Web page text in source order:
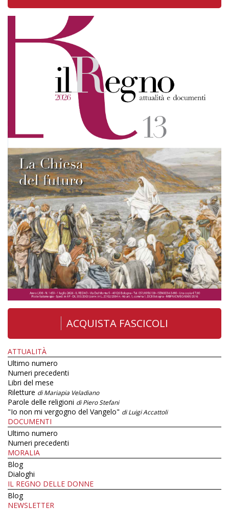
ACQUISTA FASCICOLI
ATTUALITÀ
Ultimo numero
Numeri precedenti
Libri del mese
Riletture di Mariapia Veladiano
Parole delle religioni di Piero Stefani
"Io non mi vergogno del Vangelo" di Luigi Accattoli
DOCUMENTI
Ultimo numero
Numeri precedenti
MORALIA
Blog
Dialoghi
IL REGNO DELLE DONNE
Blog
NEWSLETTER